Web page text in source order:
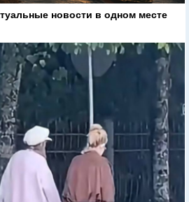
новости в одном месте